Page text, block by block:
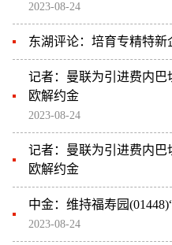
2023-08-24
东湖评论：培育专精特
记者：曼联为引进费内巴
欧解约金
2023-08-24
记者：曼联为引进费内巴
欧解约金
中金：维持福寿园
2023-08-24